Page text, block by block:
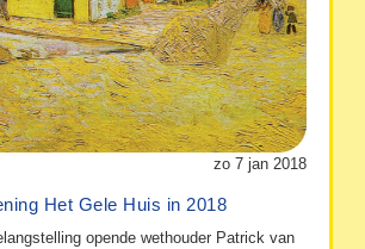
zo 7 jan 2018
Het Gele Huis in 2018
opende wethouder Patrick van